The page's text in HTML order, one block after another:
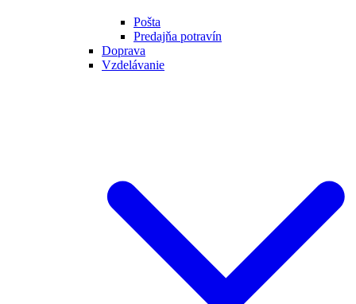
Pošta
Predajňa potravín
Doprava
Vzdelávanie